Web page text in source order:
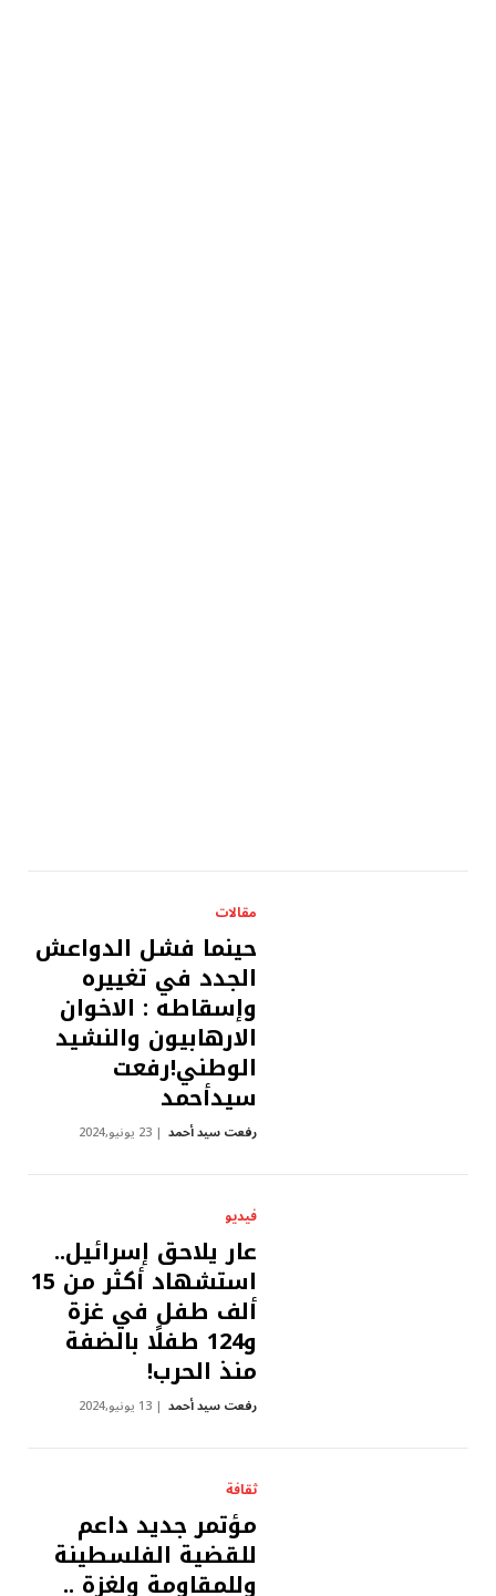
مقالات
حينما فشل الدواعش
الجدد في تغييره
وإسقاطه : الاخوان
الارهابيون والنشيد
الوطني!رفعت
سيدأحمد
رفعت سيد أحمد 23 يونيو,2024
فيديو
عار يلاحق إسرائيل..
استشهاد أكثر من 15
ألف طفل في غزة
و124 طفلًا بالضفة
منذ الحرب!
رفعت سيد أحمد 13 يونيو,2024
ثقافة
مؤتمر جديد داعم
للقضية الفلسطينة
وللمقاومة ولغزة ..